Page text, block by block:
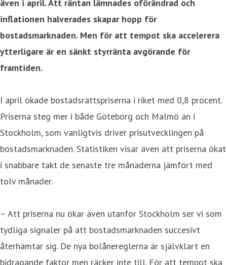
även i april. Att räntan lämnades oförändrad och
inflationen halverades skapar hopp för
bostadsmarknaden. Men för att tempot ska accelerera
ytterligare är en sänkt styrränta avgörande för
framtiden.
I april ökade bostadsrättspriserna i riket med 0,8 procent.
Priserna steg mer i både Göteborg och Malmö än i
Stockholm, som vanligtvis driver prisutvecklingen på
bostadsmarknaden. Statistiken visar även att priserna ökat
i snabbare takt de senaste tre månaderna jämfört med
tolv månader.
– Att priserna nu ökar även utanför Stockholm ser vi som
tydliga signaler på att bostadsmarknaden succesivt
återhämtar sig. De nya bolånereglerna är självklart en
bidragande faktor men räcker inte till. För att tempot ska